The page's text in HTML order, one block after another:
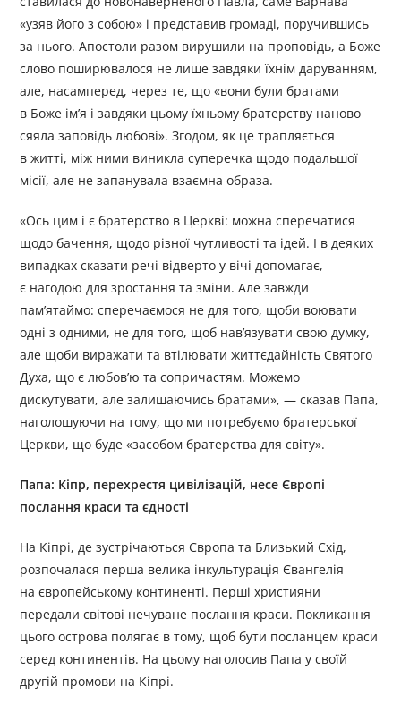
«узяв його з собою» і представив громаді, поручившись
за нього. Апостоли разом вирушили на проповідь, а Боже
слово поширювалося не лише завдяки їхнім даруванням,
але, насамперед, через те, що «вони були братами
в Боже ім’я і завдяки цьому їхньому братерству наново
сяяла заповідь любові». Згодом, як це трапляється
в житті, між ними виникла суперечка щодо подальшої
місії, але не запанувала взаємна образа.
«Ось цим і є братерство в Церкві: можна сперечатися
щодо бачення, щодо різної чутливості та ідей. І в деяких
випадках сказати речі відверто у вічі допомагає,
є нагодою для зростання та зміни. Але завжди
пам’ятаймо: сперечаємося не для того, щоби воювати
одні з одними, не для того, щоб нав’язувати свою думку,
але щоби виражати та втілювати життєдайність Святого
Духа, що є любов’ю та сопричастям. Можемо
дискутувати, але залишаючись братами», — сказав Папа,
наголошуючи на тому, що ми потребуємо братерської
Церкви, що буде «засобом братерства для світу».
Папа: Кіпр, перехрестя цивілізацій, несе Європі
послання краси та єдності
На Кіпрі, де зустрічаються Європа та Близький Схід,
розпочалася перша велика інкультурація Євангелія
на європейському континенті. Перші християни
передали світові нечуване послання краси. Покликання
цього острова полягає в тому, щоб бути посланцем краси
серед континентів. На цьому наголосив Папа у своїй
другій промови на Кіпрі.